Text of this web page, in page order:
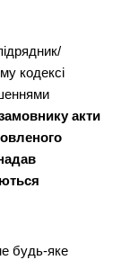
кодексі
акти
будь-яке